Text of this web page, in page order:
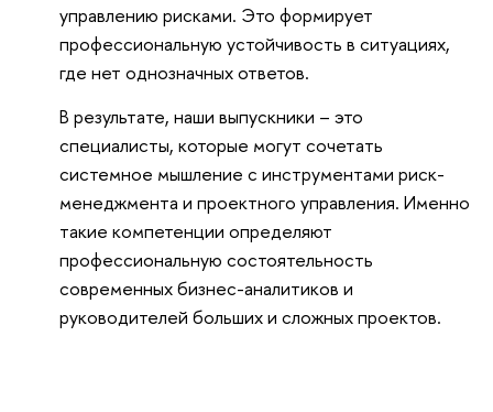
управлению рисками. Это формирует
профессиональную устойчивость в ситуациях,
где нет однозначных ответов.
В результате, наши выпускники – это
специалисты, которые могут сочетать
системное мышление с инструментами риск-
менеджмента и проектного управления. Именно
такие компетенции определяют
профессиональную состоятельность
современных бизнес-аналитиков и
руководителей больших и сложных проектов.